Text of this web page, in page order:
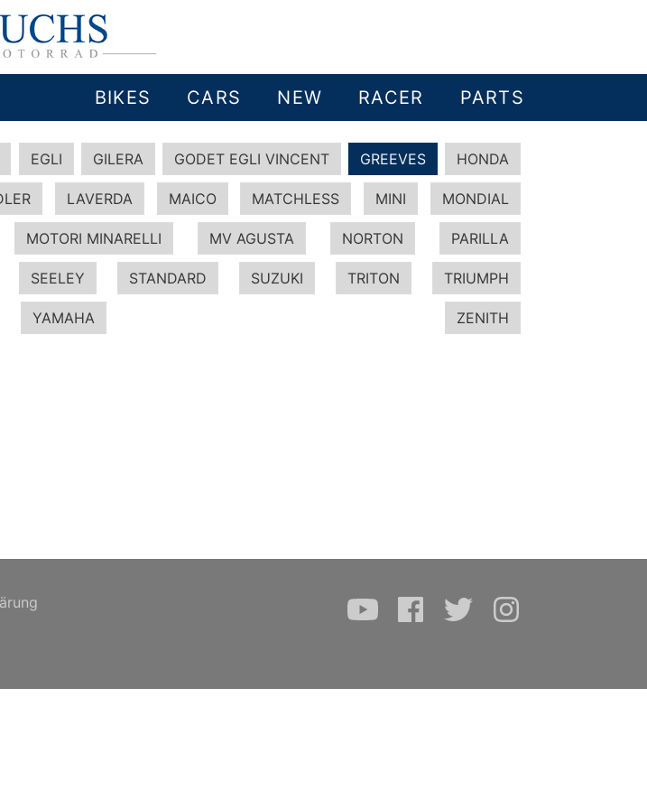
BIKES CARS NEW RACER PARTS
EGLI GILERA GODET EGLI VINCENT GREEVES HONDA
LAVERDA MAICO MATCHLESS MINI MONDIAL
MOTORI MINARELLI MV AGUSTA NORTON PARILLA
SEELEY STANDARD SUZUKI TRITON TRIUMPH
YAMAHA ZENITH